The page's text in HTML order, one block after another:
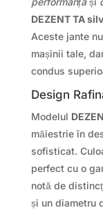
DEZENT TA
Aceste jante
mașinii tale,
condus
Design
Modelul
măiestrie în
sofisticat.
perfect cu o
notă de
și un diametru